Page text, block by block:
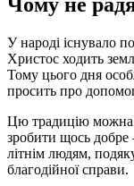
У народі існувало
Христос ходить
Тому цього дня
просить про
Цю традицію можна
зробити щось
літнім людям,
благодійної справи.